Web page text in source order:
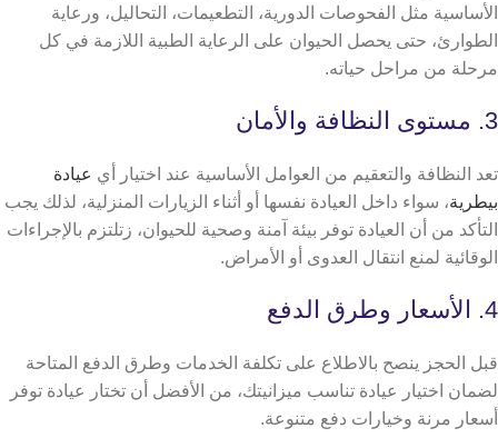
الأساسية مثل الفحوصات الدورية، التطعيمات، التحاليل، ورعاية
الطوارئ، حتى يحصل الحيوان على الرعاية الطبية اللازمة في كل
مرحلة من مراحل حياته.
3. مستوى النظافة والأمان
تعد النظافة والتعقيم من العوامل الأساسية عند اختيار أي عيادة
بيطرية، سواء داخل العيادة نفسها أو أثناء الزيارات المنزلية، لذلك يجب
التأكد من أن العيادة توفر بيئة آمنة وصحية للحيوان، زتلتزم بالإجراءات
الوقائية لمنع انتقال العدوى أو الأمراض.
4. الأسعار وطرق الدفع
قبل الحجز ينصح بالاطلاع على تكلفة الخدمات وطرق الدفع المتاحة
لضمان اختيار عيادة تناسب ميزانيتك، من الأفضل أن تختار عيادة توفر
أسعار مرنة وخيارات دفع متنوعة.